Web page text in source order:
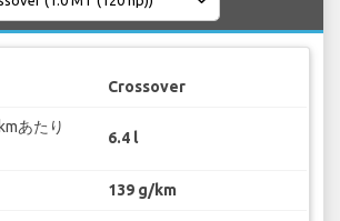
Crossover
あたり
6.4 l
139 g/km